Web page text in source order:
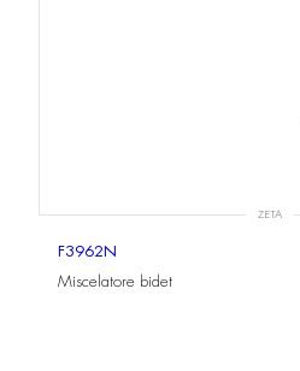
ZETA
F3962N
Miscelatore bidet